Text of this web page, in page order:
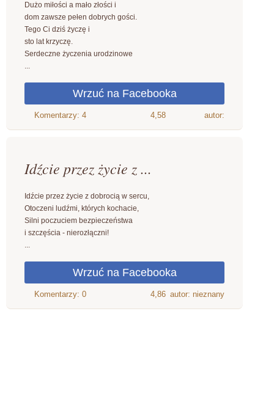
Dużo miłości a mało złości i
dom zawsze pełen dobrych gości.
Tego Ci dziś życzę i
sto lat krzyczę.
Serdeczne życzenia urodzinowe
...
4,58 autor:
Idźcie przez życie z ...
Idźcie przez życie z dobrocią w sercu,
Otoczeni ludźmi, których kochacie,
Silni poczuciem bezpieczeństwa
i szczęścia - nierozłączni!
...
4,86 autor: nieznany